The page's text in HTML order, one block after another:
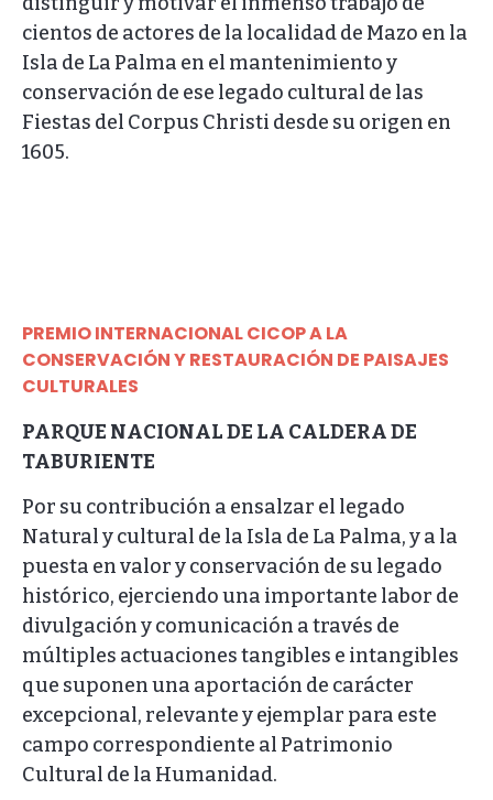
cientos de actores de la localidad de Mazo en la
Isla de La Palma en el mantenimiento y
conservación de ese legado cultural de las
Fiestas del Corpus Christi desde su origen en
1605.
PREMIO INTERNACIONAL CICOP A LA
CONSERVACIÓN Y RESTAURACIÓN DE PAISAJES
CULTURALES
PARQUE NACIONAL DE LA CALDERA DE
TABURIENTE
Por su contribución a ensalzar el legado
Natural y cultural de la Isla de La Palma, y a la
puesta en valor y conservación de su legado
histórico, ejerciendo una importante labor de
divulgación y comunicación a través de
múltiples actuaciones tangibles e intangibles
que suponen una aportación de carácter
excepcional, relevante y ejemplar para este
campo correspondiente al Patrimonio
Cultural de la Humanidad.